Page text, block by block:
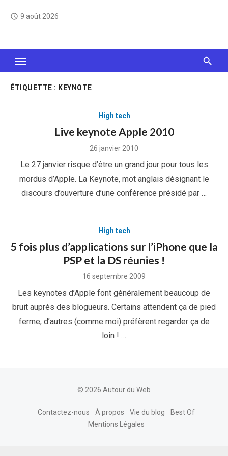
access_time 9 août 2026
Le Web, c'est comme une boîte de chocolats… On
sait jamais sur quoi on va tomber !
ÉTIQUETTE : KEYNOTE
High tech
Live keynote Apple 2010
Posted
26 janvier 2010
Le 27 janvier risque d’être un grand jour pour tous les
mordus d’Apple. La Keynote, mot anglais désignant le
discours d’ouverture d’une conférence présidé par …
High tech
5 fois plus d’applications sur l’iPhone que la
PSP et la DS réunies !
Posted
16 septembre 2009
Les keynotes d’Apple font généralement beaucoup de
bruit auprès des blogueurs. Certains attendent ça de pied
ferme, d’autres (comme moi) préfèrent regarder ça de
loin ! …
© 2026 Autour du Web
Contactez-nous À propos Vie du blog
Best Of
Mentions Légales